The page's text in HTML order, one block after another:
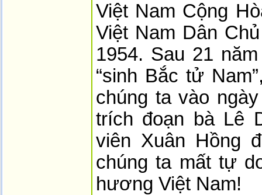
Việt Nam Cộng
Việt Nam Dân
1954. Sau 21
“sinh Bắc tử
chúng ta vào
trích đoạn bà Lê
viên Xuân Hồng
chúng ta mất tự
hương Việt Nam!